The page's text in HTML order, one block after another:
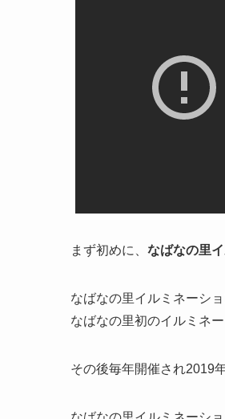
まず初めに、 なばなの里
なばなの里イルミネーシ
なばなの里初のイルミネ
その後毎年開催され2019